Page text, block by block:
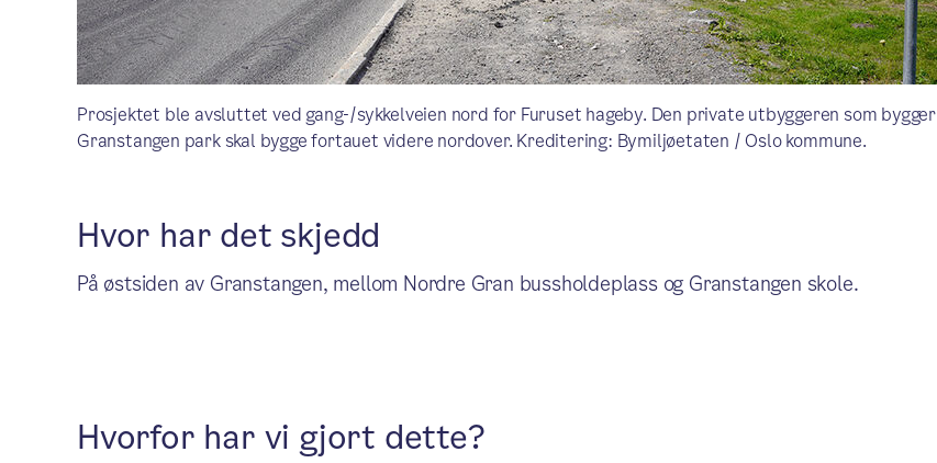
Prosjektet ble avsluttet ved gang-/sykkelveien nord for Furuset hageby. Den private utbyggeren som bygger
Granstangen park skal bygge fortauet videre nordover. Kreditering: Bymiljøetaten / Oslo kommune.
Hvor har det skjedd
På østsiden av Granstangen, mellom Nordre Gran bussholdeplass og Granstangen skole.
Hvorfor har vi gjort dette?